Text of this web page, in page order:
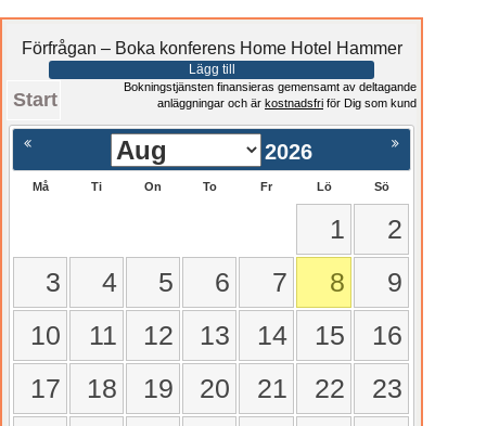
Förfrågan – Boka konferens Home Hotel Hammer
Lägg till
Start
Bokningstjänsten finansieras gemensamt av deltagande
anläggningar och är kostnadsfri för Dig som kund
2026
Må Ti On To Fr Lö Sö
1
2
3
4 5 6 7 8
9
10
11 12 13 14 15
16
17
18 19 20 21 22
23